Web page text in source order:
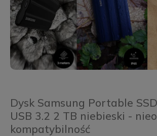
Dysk Samsung Portable
USB 3.2 2 TB niebieski -
kompatybilność